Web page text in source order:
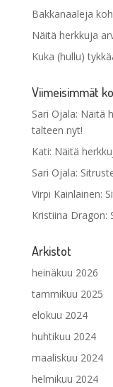
Bakkanaaleja
Näitä herkkuja
Kuka (hullu)
Viimeisimmät
Sari Ojala: Näitä
talteen nyt!
Kati: Näitä
Sari Ojala:
Virpi Kainlainen:
Kristiina Dragon:
Arkistot
heinäkuu 2026
tammikuu 2025
elokuu 2024
huhtikuu 2024
maaliskuu 2024
helmikuu 2024